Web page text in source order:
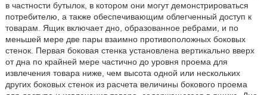
в частности бутылок, в котором они могут демонстрироваться
потребителю, а также обеспечивающим облегченный доступ к
товарам. Ящик включает дно, образованное ребрами, и по
меньшей мере две пары взаимно противоположных боковых
стенок. Первая боковая стенка установлена вертикально вверх
от дна по крайней мере частично до уровня проема для
извлечения товара ниже, чем высота одной или нескольких
других боковых стенок из расчета величины бокового проема